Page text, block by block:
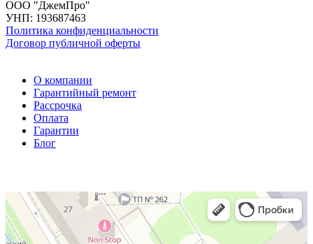
ООО "ДжемПро"
УНП: 193687463
Политика конфиденциальности
Договор публичной оферты
О компании
Гарантийный ремонт
Рассрочка
Оплата
Гарантии
Блог